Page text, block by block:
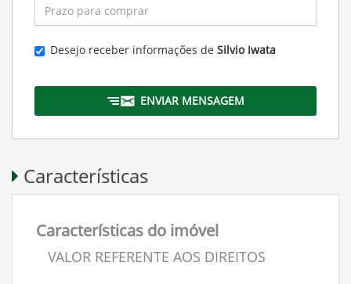
Desejo receber informações de Silvio Iwata
ENVIAR MENSAGEM
Características
Características do imóvel
VALOR REFERENTE AOS DIREITOS